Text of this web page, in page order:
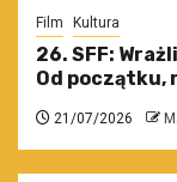
Film Kultura
26. SFF:
Od początku,
21/07/2026